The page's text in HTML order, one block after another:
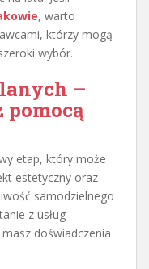
, warto
którzy mogą
wybór.
–
pomocą
etap, który może
estetyczny oraz
samodzielnego
z usług
doświadczenia